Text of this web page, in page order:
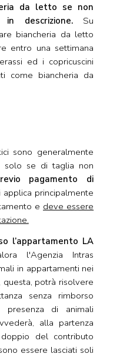
da letto se non
in descrizione.Su
biancheria da letto
entro una settimana
ed i copricuscini
come biancheria da
sono generalmente
solo se di taglia non
pagamento di
applica principalmente
e deve essere
l’appartamento LA
l'Agenzia Intras
in appartamenti nei
questa, potrà risolvere
senza rimborso
di animali
alla partenza
del contributo
essere lasciati soli